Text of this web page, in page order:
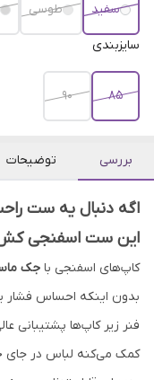
سفید طوسی
سایزبندی
85
90
بررسی توضیحات
اگه دنبال یه ست
این ست اسفنجی
کاپ‌های اسفنجی با جک
بدون اینکه احساس فشار
فنر زیر کاپ‌ها پشتیبانی
کمک می‌کنه لباس در جای